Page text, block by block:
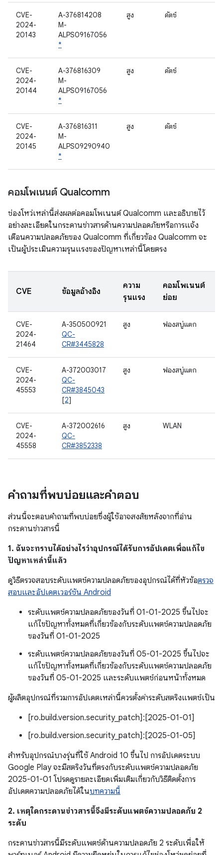
CVE-
2024-
20143
A-376814208
M-
ALPS09167056
*
สูง ดัตช์
CVE-
2024-
20144
A-376816309
M-
ALPS09167056
*
สูง ดัตช์
CVE-
2024-
20145
A-376816311
M-
ALPS09290940
*
สูง ดัตช์
คอมโพเนนต์ Qualcomm
ช่องโหว่เหล่านี้ส่งผลต่อคอมโพเนนต์ Qualcomm และอธิบายไว้
อย่างละเอียดในกระดานข่าวสารด้านความปลอดภัยหรือการแจ้ง
เตือนความปลอดภัยของ Qualcomm ที่เกี่ยวข้อง Qualcomm จะ
เป็นผู้ประเมินความรุนแรงของปัญหาเหล่านี้โดยตรง
CVE ข้อมูลอ้างอิง
ความ
รุนแรง
คอมโพเนนต์
ย่อย
CVE-
2024-
21464
A-350500921
QC-
CR#3445828
สูง ฟองสบู่แตก
CVE-
2024-
45553
A-372003017
QC-
CR#3845043
[2]
สูง ฟองสบู่แตก
CVE-
2024-
45558
A-372002616
QC-
CR#3852338
สูง WLAN
คำถามที่พบบ่อยและคำตอบ
ส่วนนี้จะตอบคำถามที่พบบ่อยซึ่งผู้ใช้อาจสงสัยหลังจากที่อ่าน
กระดานข่าวสารนี้
1. ฉันจะทราบได้อย่างไรว่าอุปกรณ์ได้รับการอัปเดตเพื่อแก้ไข
ปัญหาเหล่านี้แล้ว
ดูวิธีตรวจสอบระดับแพตช์ความปลอดภัยของอุปกรณ์ได้ที่หัวข้อตรวจ
สอบและอัปเดตเวอร์ชัน Android
ระดับแพตช์ความปลอดภัยของวันที่ 01-01-2025 ขึ้นไปจะ
แก้ไขปัญหาทั้งหมดที่เกี่ยวข้องกับระดับแพตช์ความปลอดภัย
ของวันที่ 01-01-2025
ระดับแพตช์ความปลอดภัยของวันที่ 05-01-2025 ขึ้นไปจะ
แก้ไขปัญหาทั้งหมดที่เกี่ยวข้องกับระดับแพตช์ความปลอดภัย
ของวันที่ 05-01-2025 และระดับแพตช์ก่อนหน้าทั้งหมด
ผู้ผลิตอุปกรณ์ที่รวมการอัปเดตเหล่านี้ควรตั้งค่าระดับสตริงแพตช์เป็น
[ro.build.version.security_patch]:[2025-01-01]
[ro.build.version.security_patch]:[2025-01-05]
สำหรับอุปกรณ์บางรุ่นที่ใช้ Android 10 ขึ้นไป การอัปเดตระบบ
Google Play จะมีสตริงวันที่ตรงกับระดับแพตช์ความปลอดภัย
2025-01-01 โปรดดูรายละเอียดเพิ่มเติมเกี่ยวกับวิธีติดตั้งการ
อัปเดตความปลอดภัยได้ในบทความนี้
2. เหตุใดกระดานข่าวสารนี้จึงมีระดับแพตช์ความปลอดภัย 2
ระดับ
กระดานข่าวสารนี้มีระดับแพตช์ด้านความปลอดภัย 2 ระดับเพื่อให้